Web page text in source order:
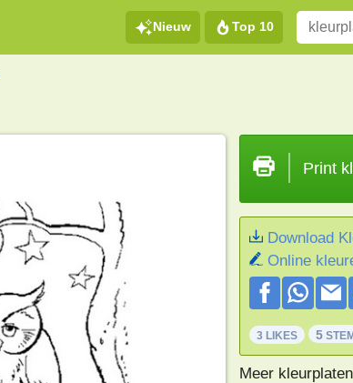
Nieuw Top 10
Print
Download
Online
3 LIKES 5
Meer